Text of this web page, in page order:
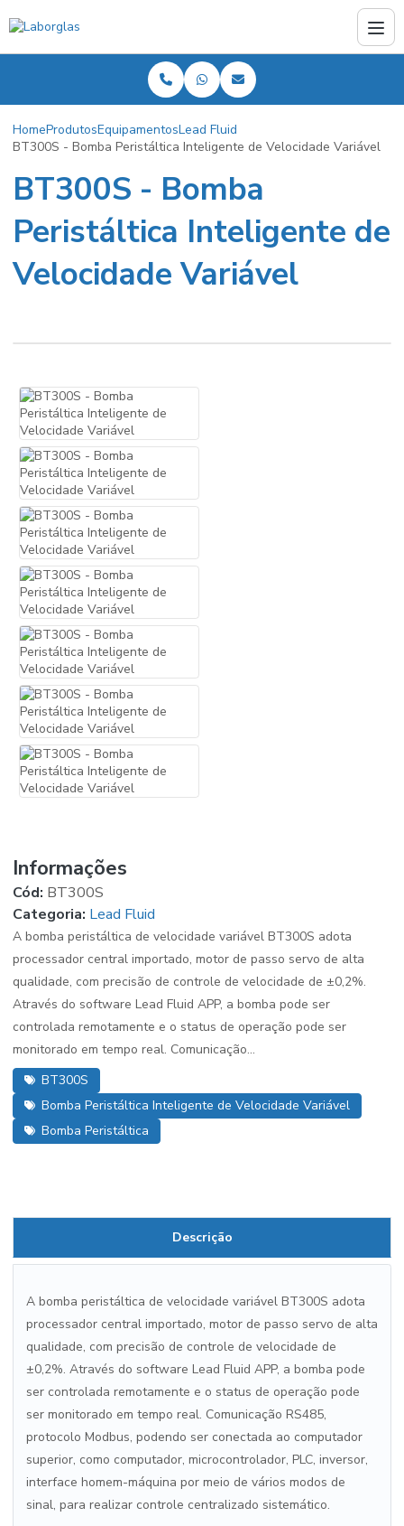
HomeProdutosEquipamentosLead Fluid
BT300S - Bomba Peristáltica Inteligente de Velocidade Variável
BT300S - Bomba
Peristáltica Inteligente de
Velocidade Variável
Informações
Cód: BT300S
Categoria: Lead Fluid
A bomba peristáltica de velocidade variável BT300S adota
processador central importado, motor de passo servo de alta
qualidade, com precisão de controle de velocidade de ±0,2%.
Através do software Lead Fluid APP, a bomba pode ser
controlada remotamente e o status de operação pode ser
monitorado em tempo real. Comunicação...
BT300S
Bomba Peristáltica Inteligente de Velocidade Variável
Bomba Peristáltica
Descrição
A bomba peristáltica de velocidade variável BT300S adota
processador central importado, motor de passo servo de alta
qualidade, com precisão de controle de velocidade de
±0,2%. Através do software Lead Fluid APP, a bomba pode
ser controlada remotamente e o status de operação pode
ser monitorado em tempo real. Comunicação RS485,
protocolo Modbus, podendo ser conectada ao computador
superior, como computador, microcontrolador, PLC, inversor,
interface homem-máquina por meio de vários modos de
sinal, para realizar controle centralizado sistemático.